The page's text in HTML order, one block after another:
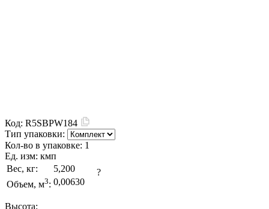
Код: R5SBPW184
Тип упаковки:
Кол-во в упаковке: 1
Ед. изм: кмп
Вес, кг:
5,200
Объем, м3: 0,00630
?
Высота: